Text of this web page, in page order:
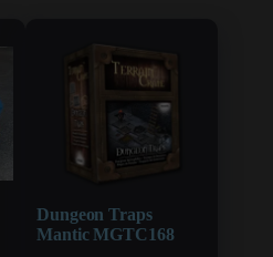
Dungeon Traps
Mantic MGTC168